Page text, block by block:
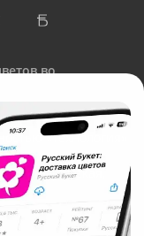
во
«Технология»
Ипподромская,